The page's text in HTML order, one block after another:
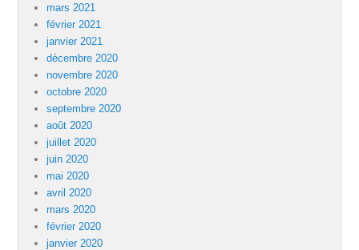
mars 2021
février 2021
janvier 2021
décembre 2020
novembre 2020
octobre 2020
septembre 2020
août 2020
juillet 2020
juin 2020
mai 2020
avril 2020
mars 2020
février 2020
janvier 2020